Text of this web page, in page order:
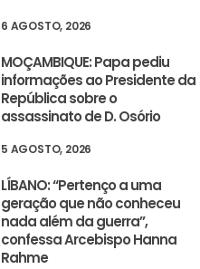
6 AGOSTO, 2026
MOÇAMBIQUE: Papa pediu
informações ao Presidente da
República sobre o
assassinato de D. Osório
5 AGOSTO, 2026
LÍBANO: “Pertenço a uma
geração que não conheceu
nada além da guerra”,
confessa Arcebispo Hanna
Rahme